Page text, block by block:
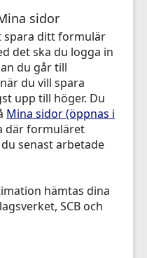
sidor
spara ditt formulär
det ska du logga in
du går till
du vill spara
upp till höger. Du
Mina sidor (öppnas i
där formuläret
senast arbetade
hämtas dina
SCB och